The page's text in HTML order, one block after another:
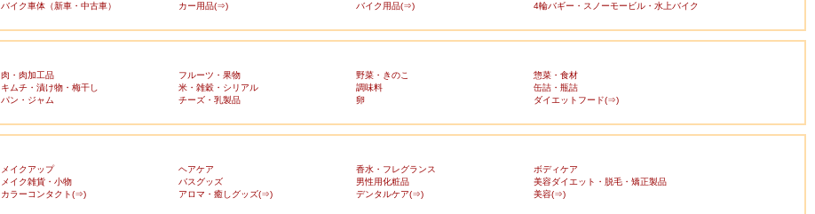
バイク車体（新車・中古車） カー用品(⇒) バイク用品(⇒)
4輪バギー・スノーモービル・水上バイク
肉・肉加工品 フルーツ・果物 野菜・きのこ
惣菜・食材
キムチ・漬け物・梅干し 米・雑穀・シリアル 調味料
缶詰・瓶詰
パン・ジャム チーズ・乳製品 卵
ダイエットフード(⇒)
メイクアップ ヘアケア 香水・フレグランス
ボディケア
メイク雑貨・小物 バスグッズ 男性用化粧品
美容ダイエット・脱毛・矯正製品
カラーコンタクト(⇒) アロマ・癒しグッズ(⇒) デンタルケア(⇒)
美容(⇒)